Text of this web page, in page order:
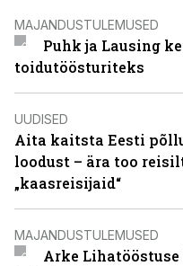
MAJANDUSTULEMUSED
Puhk ja Lausing
toidutöösturiteks
UUDISED
Aita kaitsta Eesti
loodust – ära too
„kaasreisijaid“
MAJANDUSTULEMUSED
Arke